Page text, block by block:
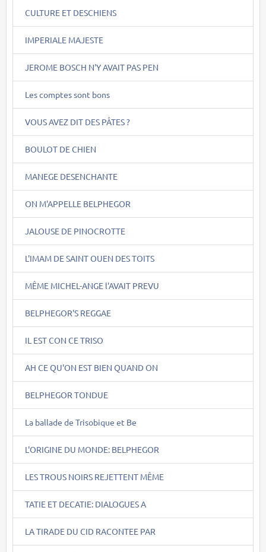
CULTURE ET DESCHIENS
IMPERIALE MAJESTE
JEROME BOSCH N'Y AVAIT PAS PEN
Les comptes sont bons
VOUS AVEZ DIT DES PÂTES ?
BOULOT DE CHIEN
MANEGE DESENCHANTE
ON M'APPELLE BELPHEGOR
JALOUSE DE PINOCROTTE
L'IMAM DE SAINT OUEN DES TOITS
MÊME MICHEL-ANGE l'AVAIT PREVU
BELPHEGOR'S REGGAE
IL EST CON CE TRISO
AH CE QU'ON EST BIEN QUAND ON
BELPHEGOR TONDUE
La ballade de Trisobique et Be
L'ORIGINE DU MONDE: BELPHEGOR
LES TROUS NOIRS REJETTENT MÊME
TATIE ET DECATIE: DIALOGUES A
LA TIRADE DU CID RACONTEE PAR